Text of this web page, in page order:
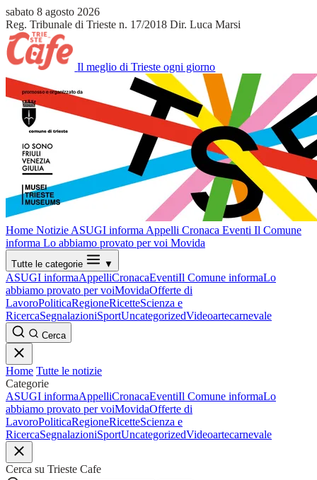
sabato 8 agosto 2026
Reg. Tribunale di Trieste n. 17/2018 Dir. Luca Marsi
Il meglio di Trieste ogni giorno
Home Notizie ASUGI informa Appelli Cronaca Eventi Il Comune
informa Lo abbiamo provato per voi Movida
Tutte le categorie ▼
ASUGI informaAppelliCronacaEventiIl Comune informaLo
abbiamo provato per voiMovidaOfferte di
LavoroPoliticaRegioneRicetteScienza e
RicercaSegnalazioniSportUncategorizedVideoartecarnevale
Cerca
Home Tutte le notizie
Categorie
ASUGI informaAppelliCronacaEventiIl Comune informaLo
abbiamo provato per voiMovidaOfferte di
LavoroPoliticaRegioneRicetteScienza e
RicercaSegnalazioniSportUncategorizedVideoartecarnevale
Cerca su Trieste Cafe